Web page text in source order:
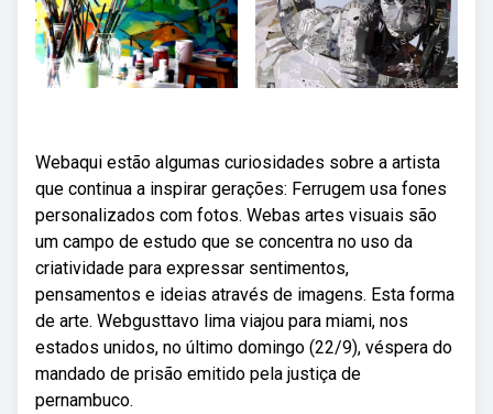
Webaqui estão algumas curiosidades sobre a artista
que continua a inspirar gerações: Ferrugem usa fones
personalizados com fotos. Webas artes visuais são
um campo de estudo que se concentra no uso da
criatividade para expressar sentimentos,
pensamentos e ideias através de imagens. Esta forma
de arte. Webgusttavo lima viajou para miami, nos
estados unidos, no último domingo (22/9), véspera do
mandado de prisão emitido pela justiça de
pernambuco.